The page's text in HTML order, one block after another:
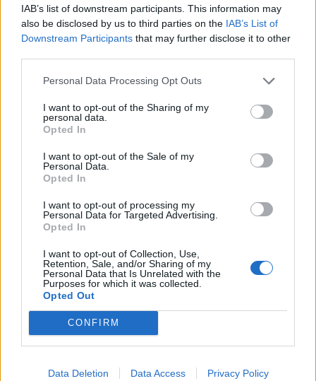
IAB’s list of downstream participants. This information may
also be disclosed by us to third parties on the IAB’s List of
Downstream Participants that may further disclose it to other
Personal Data Processing Opt Outs
I want to opt-out of the Sharing of my
personal data.
Opted In
I want to opt-out of the Sale of my
Personal Data.
Opted In
I want to opt-out of processing my
Personal Data for Targeted Advertising.
Opted In
I want to opt-out of Collection, Use,
Retention, Sale, and/or Sharing of my
Personal Data that Is Unrelated with the
Purposes for which it was collected.
Opted Out
CONFIRM
Data Deletion Data Access Privacy Policy
Σε αυτή την κοινή προσπάθεια για τον ελληνικό
τουρισμό αλλά και τον τουρισμό της Λακωνίας μας,
θέλουμε δίπλα μας όλες τις παραγωγικές δυνάμεις
Ο τουρισμός μας αφορά όλους και μας ενώνει
όλους».
ΤΟΥΡΙΣΜΟΣ